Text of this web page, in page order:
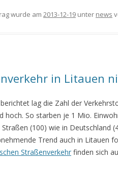
wurde am 2013-12-19 unter news
in Litauen
lag die Zahl der
hoch. So starben je 1 Mio.
(100) wie in Deutschland
Trend auch in Litauen
Straßenverkehr finden sich